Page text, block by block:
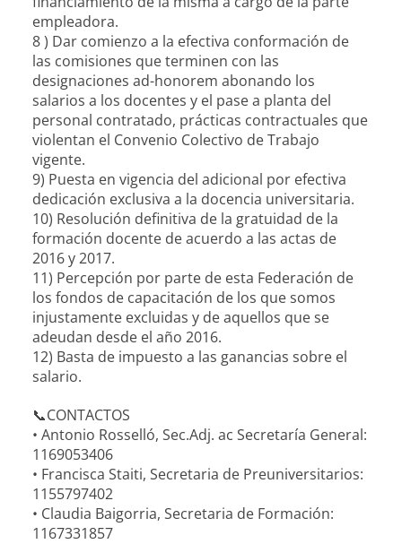
empleadora.
8 ) Dar comienzo a la efectiva conformación de
las comisiones que terminen con las
designaciones ad-honorem abonando los
salarios a los docentes y el pase a planta del
personal contratado, prácticas contractuales que
violentan el Convenio Colectivo de Trabajo
vigente.
9) Puesta en vigencia del adicional por efectiva
dedicación exclusiva a la docencia universitaria.
10) Resolución definitiva de la gratuidad de la
formación docente de acuerdo a las actas de
2016 y 2017.
11) Percepción por parte de esta Federación de
los fondos de capacitación de los que somos
injustamente excluidas y de aquellos que se
adeudan desde el año 2016.
12) Basta de impuesto a las ganancias sobre el
salario.
📞CONTACTOS
• Antonio Rosselló, Sec.Adj. ac Secretaría General:
1169053406
• Francisca Staiti, Secretaria de Preuniversitarios:
1155797402
• Claudia Baigorria, Secretaria de Formación:
1167331857